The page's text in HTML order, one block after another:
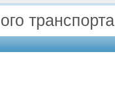
транспорта